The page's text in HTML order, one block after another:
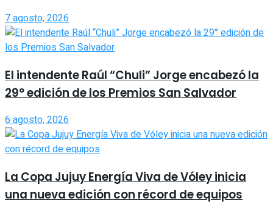
7 agosto, 2026
El intendente Raúl “Chuli” Jorge encabezó la
29° edición de los Premios San Salvador
6 agosto, 2026
La Copa Jujuy Energía Viva de Vóley inicia
una nueva edición con récord de equipos